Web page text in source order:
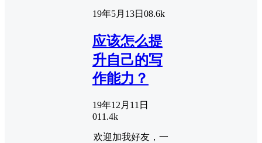
19年5月13日 08.6k
应该怎么提
升自己的写
作能力？
19年12月11日
011.4k
欢迎加我好友，一